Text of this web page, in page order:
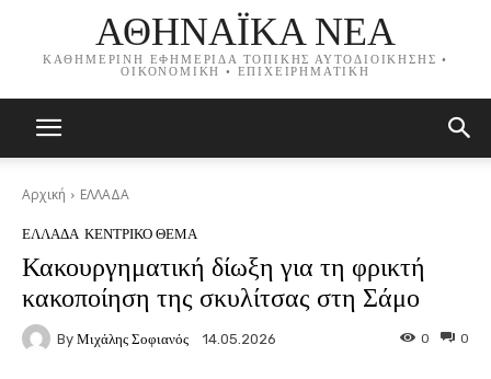
ΑΘΗΝΑΪΚΑ ΝΕΑ
ΚΑΘΗΜΕΡΙΝΗ ΕΦΗΜΕΡΙΔΑ ΤΟΠΙΚΗΣ ΑΥΤΟΔΙΟΙΚΗΣΗΣ •
ΟΙΚΟΝΟΜΙΚΗ • ΕΠΙΧΕΙΡΗΜΑΤΙΚΗ
Αρχική ΕΛΛΑΔΑ
ΕΛΛΑΔΑ ΚΕΝΤΡΙΚΟ ΘΕΜΑ
Κακουργηματική δίωξη για τη φρικτή
κακοποίηση της σκυλίτσας στη Σάμο
By Μιχάλης Σοφιανός 14.05.2026 0
0